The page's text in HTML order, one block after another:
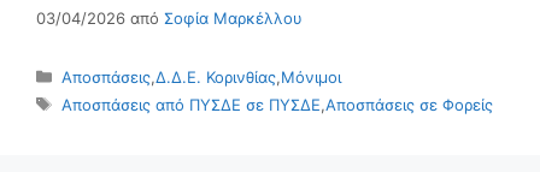
03/04/2026 από Σοφία Μαρκέλλου
Κατηγορίες
Αποσπάσεις,Δ.Δ.Ε. Κορινθίας,Μόνιμοι
Ετικέτες
Αποσπάσεις από ΠΥΣΔΕ σε ΠΥΣΔΕ,Αποσπάσεις σε Φορείς